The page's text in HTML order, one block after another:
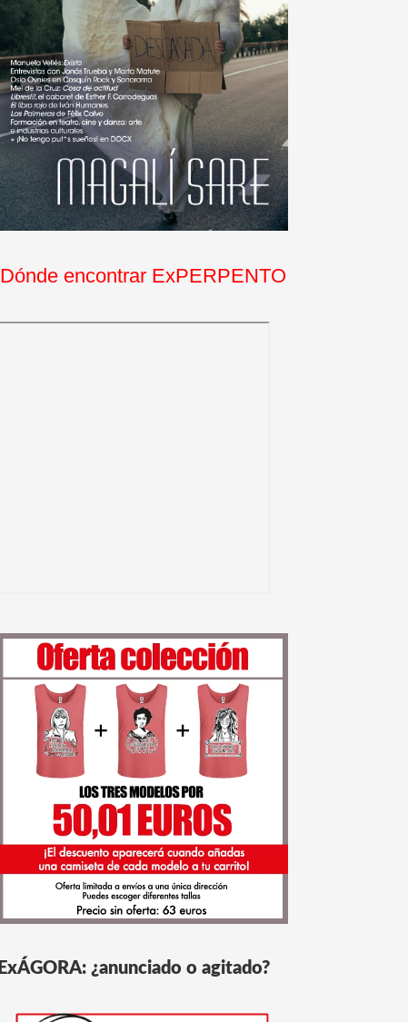
Dónde encontrar ExPERPENTO
ExÁGORA: ¿anunciado o agitado?